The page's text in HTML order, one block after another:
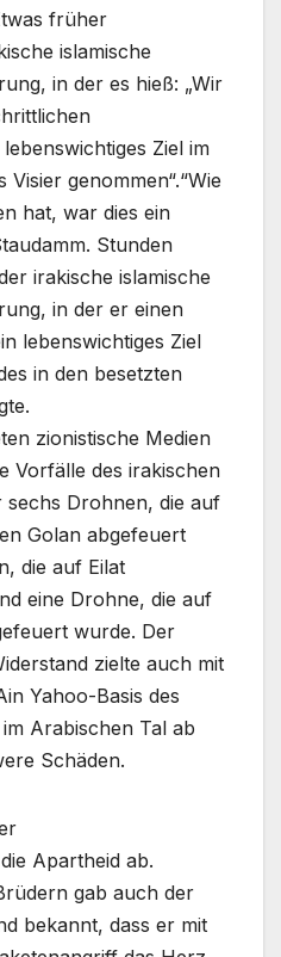
früher
islamische
in der es hieß: „Wir
Ziel im
genommen“.“Wie
hat, war dies ein
Stunden
irakische islamische
in der er einen
lebenswichtiges Ziel
in den besetzten
zionistische Medien
Vorfälle des irakischen
sechs Drohnen, die auf
Golan abgefeuert
die auf Eilat
eine Drohne, die auf
wurde. Der
zielte auch mit
Yahoo-Basis des
Arabischen Tal ab
Schäden.
Apartheid ab.
gab auch der
bekannt, dass er mit